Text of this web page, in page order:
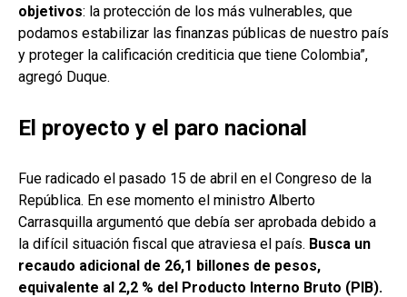
objetivos: la protección de los más vulnerables, que
podamos estabilizar las finanzas públicas de nuestro país
y proteger la calificación crediticia que tiene Colombia”,
agregó Duque.
El proyecto y el paro nacional
Fue radicado el pasado 15 de abril en el Congreso de la
República. En ese momento el ministro Alberto
Carrasquilla argumentó que debía ser aprobada debido a
la difícil situación fiscal que atraviesa el país. Busca un
recaudo adicional de 26,1 billones de pesos,
equivalente al 2,2 % del Producto Interno Bruto (PIB).